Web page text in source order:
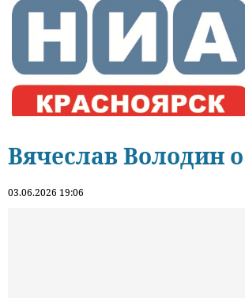
Вячеслав Володин
03.06.2026 19:06